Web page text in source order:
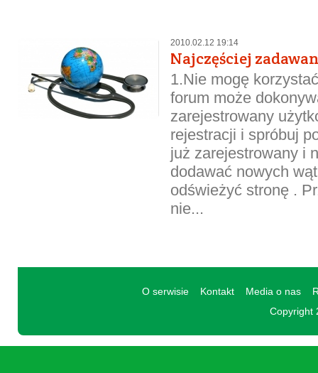
2010.02.12 19:14
Najczęściej
1.Nie mogę
forum może
zarejestrowany
rejestracji i spróbuj
już zarejestrowany i
dodawać nowych
odświeżyć stronę .
nie...
O serwisie Kontakt Media o nas
Copyright